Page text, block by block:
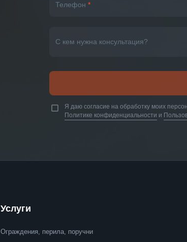
Телефон *
С кем нужна консультация?
Я даю согласие на обработку моих
Политике конфиденциальности и
Услуги
Ограждения, перила, поручни